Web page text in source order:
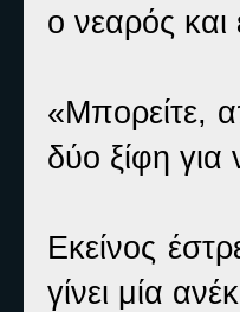
ο νεαρός και
«Μπορείτε,
δύο ξίφη για
Εκείνος
γίνει μία